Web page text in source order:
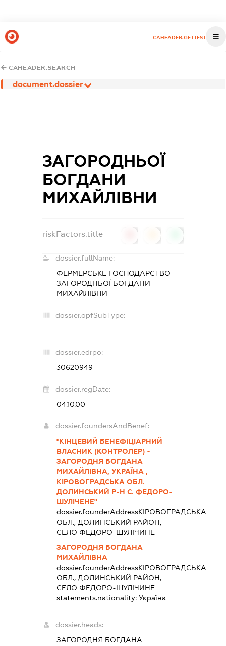
CAHEADER.GETTEST
CAHEADER.SEARCH
document.dossier
ЗАГОРОДНЬОЇ
БОГДАНИ
МИХАЙЛІВНИ
riskFactors.title
dossier.fullName:
ФЕРМЕРСЬКЕ ГОСПОДАРСТВО
ЗАГОРОДНЬОЇ БОГДАНИ
МИХАЙЛІВНИ
dossier.opfSubType:
-
dossier.edrpo:
30620949
dossier.regDate:
04.10.00
dossier.foundersAndBenef:
"КІНЦЕВИЙ БЕНЕФІЦІАРНИЙ
ВЛАСНИК (КОНТРОЛЕР) -
ЗАГОРОДНЯ БОГДАНА
МИХАЙЛІВНА, УКРАЇНА ,
КІРОВОГРАДСЬКА ОБЛ.
ДОЛИНСЬКИЙ Р-Н С. ФЕДОРО-
ШУЛІЧЕНЕ"
dossier.founderAddressКІРОВОГРАДСЬКА
ОБЛ., ДОЛИНСЬКИЙ РАЙОН,
СЕЛО ФЕДОРО-ШУЛІЧИНЕ
ЗАГОРОДНЯ БОГДАНА
МИХАЙЛІВНА
dossier.founderAddressКІРОВОГРАДСЬКА
ОБЛ., ДОЛИНСЬКИЙ РАЙОН,
СЕЛО ФЕДОРО-ШУЛІЧИНЕ
statements.nationality: Україна
dossier.heads:
ЗАГОРОДНЯ БОГДАНА